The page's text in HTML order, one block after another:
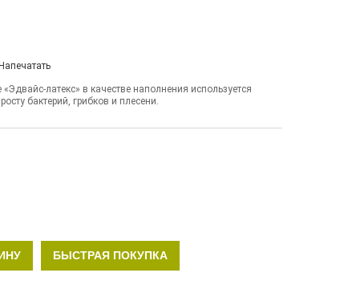
латекс» в качестве наполнения используется
бактерий, грибков и плесени.
БЫСТРАЯ ПОКУПКА